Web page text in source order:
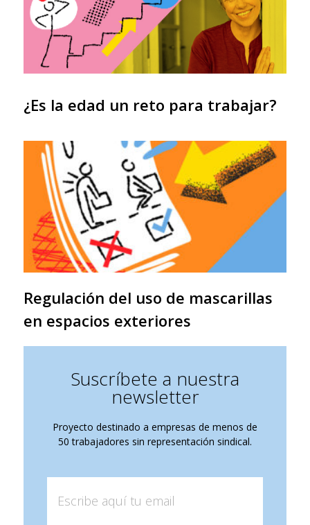
¿Es la edad un reto para trabajar?
Regulación del uso de mascarillas
en espacios exteriores
Suscríbete a nuestra
newsletter
Proyecto destinado a empresas de menos de
50 trabajadores sin representación sindical.